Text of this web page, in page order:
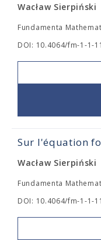
Wacław Sierpiński
Fundamenta
DOI: 10.4064/fm-1-1-
Sur l'équation
Wacław Sierpiński
Fundamenta
DOI: 10.4064/fm-1-1-